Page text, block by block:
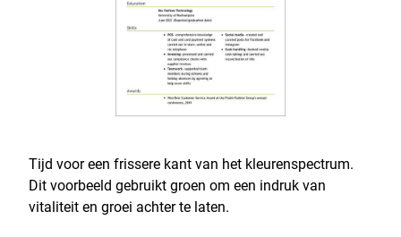
Tijd voor een frissere kant van het kleurenspectrum.
Dit voorbeeld gebruikt groen om een indruk van
vitaliteit en groei achter te laten.